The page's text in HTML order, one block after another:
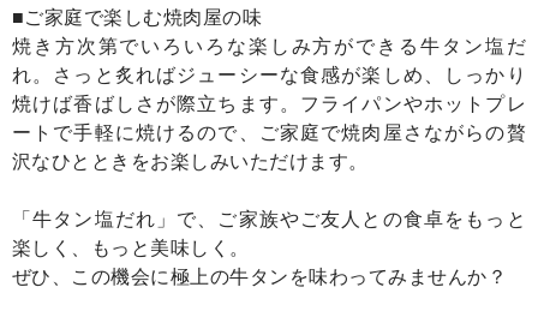
■ご家庭で楽しむ焼肉屋の味
焼き方次第でいろいろな楽しみ方ができる牛タン塩だ
れ。さっと炙ればジューシーな食感が楽しめ、しっかり
焼けば香ばしさが際立ちます。フライパンやホットプレ
ートで手軽に焼けるので、ご家庭で焼肉屋さながらの贅
沢なひとときをお楽しみいただけます。
「牛タン塩だれ」で、ご家族やご友人との食卓をもっと
楽しく、もっと美味しく。
ぜひ、この機会に極上の牛タンを味わってみませんか？